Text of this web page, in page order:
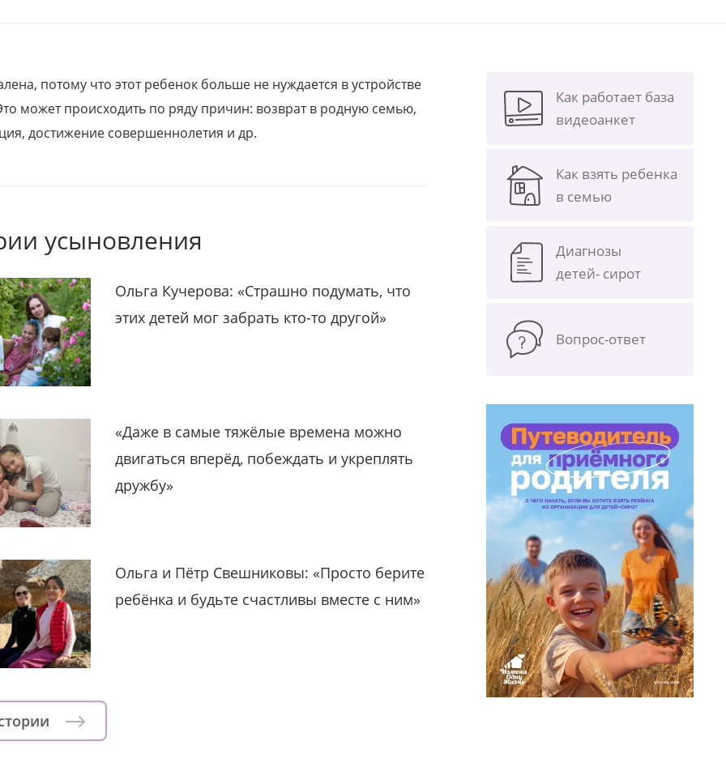
потому что этот ребенок больше не нуждается в устройстве
может происходить по ряду причин: возврат в родную семью,
достижение совершеннолетия и др.
усыновления
Ольга Кучерова: «Страшно подумать, что
этих детей мог забрать кто-то другой»
«Даже в самые тяжёлые времена можно
двигаться вперёд, побеждать и укреплять
дружбу»
Ольга и Пётр Свешниковы: «Просто берите
ребёнка и будьте счастливы вместе с ним»
Как работает база
видеоанкет
Как взять ребенка
в семью
Диагнозы
детей- сирот
Вопрос-ответ